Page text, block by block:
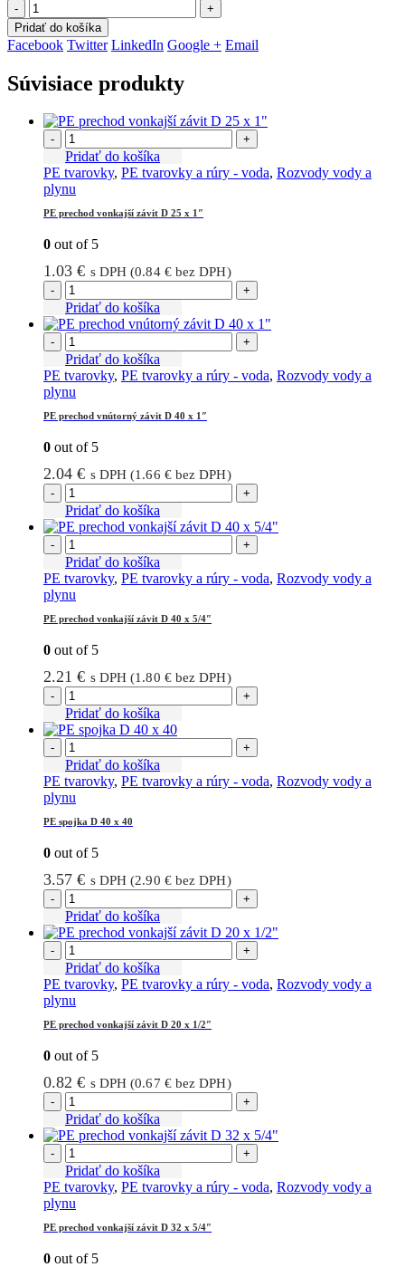
-
+
Pridať do košíka
Facebook Twitter LinkedIn Google + Email
Súvisiace produkty
- +
Pridať do košíka
PE tvarovky, PE tvarovky a rúry - voda, Rozvody vody a
plynu
PE prechod vonkajší závit D 25 x 1″
0 out of 5
1.03€ s DPH (0.84 €bez DPH)
- +
Pridať do košíka
- +
Pridať do košíka
PE tvarovky, PE tvarovky a rúry - voda, Rozvody vody a
plynu
PE prechod vnútorný závit D 40 x 1″
0 out of 5
2.04€ s DPH (1.66 €bez DPH)
- +
Pridať do košíka
- +
Pridať do košíka
PE tvarovky, PE tvarovky a rúry - voda, Rozvody vody a
plynu
PE prechod vonkajší závit D 40 x 5/4″
0 out of 5
2.21€ s DPH (1.80 €bez DPH)
- +
Pridať do košíka
- +
Pridať do košíka
PE tvarovky, PE tvarovky a rúry - voda, Rozvody vody a
plynu
PE spojka D 40 x 40
0 out of 5
3.57€ s DPH (2.90 €bez DPH)
- +
Pridať do košíka
- +
Pridať do košíka
PE tvarovky, PE tvarovky a rúry - voda, Rozvody vody a
plynu
PE prechod vonkajší závit D 20 x 1/2″
0 out of 5
0.82€ s DPH (0.67 €bez DPH)
- +
Pridať do košíka
- +
Pridať do košíka
PE tvarovky, PE tvarovky a rúry - voda, Rozvody vody a
plynu
PE prechod vonkajší závit D 32 x 5/4″
0 out of 5